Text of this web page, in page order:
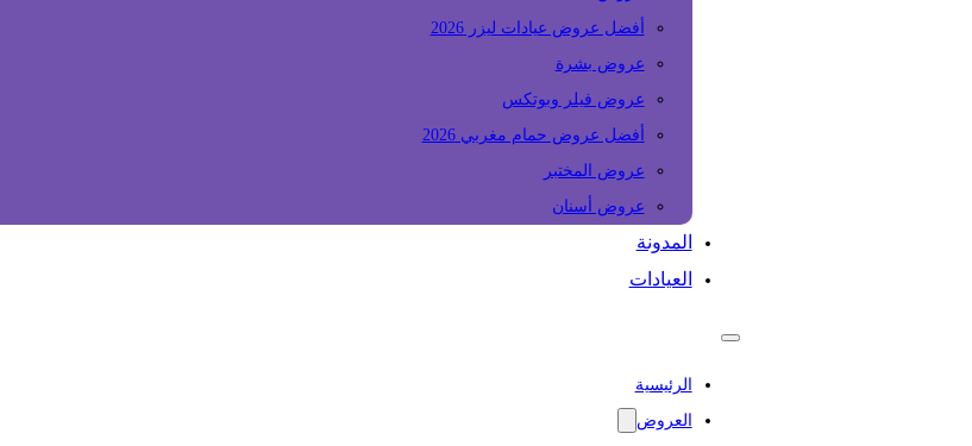
أفضل عروض عيادات ليزر 2026
عروض بشرة
عروض فيلر وبوتكس
أفضل عروض حمام مغربي 2026
عروض المختبر
عروض أسنان
المدونة
العيادات
الرئيسية
العروض